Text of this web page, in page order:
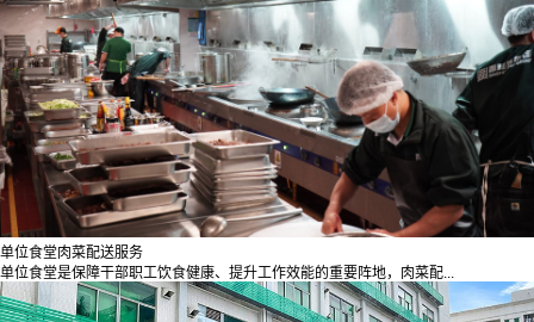
单位食堂肉菜配送服务
单位食堂是保障干部职工饮食健康、提升工作效能的重要阵地，肉菜配...